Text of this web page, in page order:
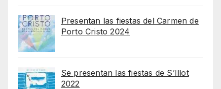
Presentan las fiestas del Carmen de
Porto Cristo 2024
Se presentan las fiestas de S’Illot
2022